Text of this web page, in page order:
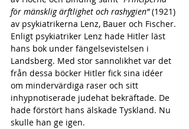
för mänsklig ärftlighet och rashygien” (1921)
av psykiatrikerna Lenz, Bauer och Fischer.
Enligt psykiatriker Lenz hade Hitler läst
hans bok under fängelsevistelsen i
Landsberg. Med stor sannolikhet var det
från dessa böcker Hitler fick sina idéer
om mindervärdiga raser och sitt
inhypnotiserade judehat bekräftade. De
hade förstört hans älskade Tyskland. Nu
skulle han ge igen.